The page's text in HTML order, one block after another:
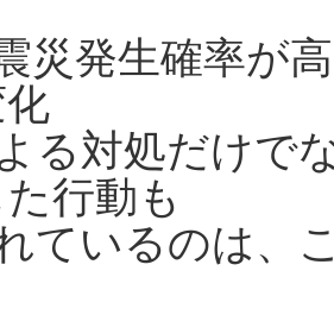
災発生確率が
る対処だけで
行動も
ているのは、